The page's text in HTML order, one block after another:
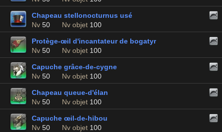
Chapeau stellonocturnus usé
Nv 50 Nv objet 100
Protège-œil d'incantateur de bogatyr
Nv 50 Nv objet 100
Capuche grâce-de-cygne
Nv 50 Nv objet 100
Chapeau queue-d'élan
Nv 50 Nv objet 100
Capuche œil-de-hibou
Nv 50 Nv objet 100